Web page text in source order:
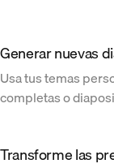
Generar nuevas
Usa tus temas
completas o
Transforme las